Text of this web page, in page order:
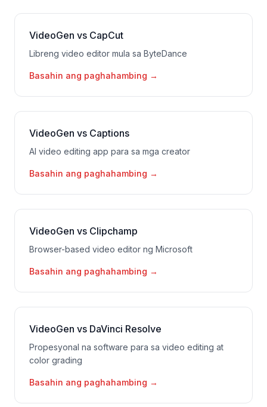
VideoGen vs CapCut
Libreng video editor mula sa ByteDance
Basahin ang paghahambing →
VideoGen vs Captions
AI video editing app para sa mga creator
Basahin ang paghahambing →
VideoGen vs Clipchamp
Browser-based video editor ng Microsoft
Basahin ang paghahambing →
VideoGen vs DaVinci Resolve
Propesyonal na software para sa video editing at
color grading
Basahin ang paghahambing →